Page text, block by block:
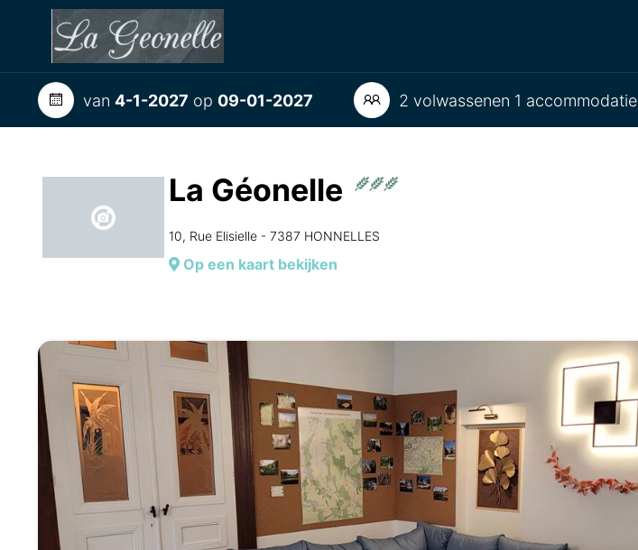
van 4-1-2027 op 09-01-2027 2 volwassenen 1 accommodatie
La Géonelle
10, Rue Elisielle - 7387 HONNELLES
Op een kaart bekijken